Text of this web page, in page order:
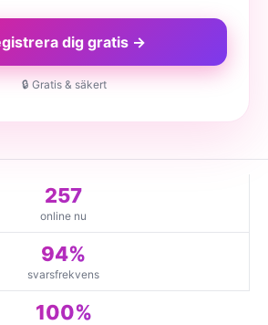
dig gratis →
🔒 Gratis & säkert
257
online nu
94%
svarsfrekvens
100%